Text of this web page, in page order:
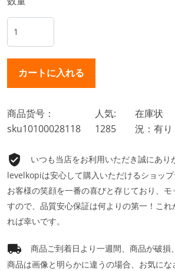
商品货号：
sku10100028118
人気:
1285
在庫状
況：有り
いつも当店をお利用いただき誠にあり
levelkopiは安心して購入いただけるショッ
お客様の笑顔を一番の喜びと存じており、
すので、品質安心保証は何よりの第一！こ
れば幸いです。
商品ご到着日より一週間、商品が破損
商品は画像と明らかに違うの場合、お気にな